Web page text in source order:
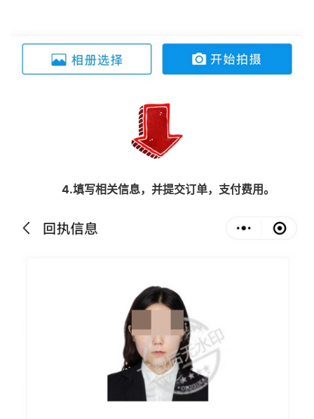
4.填写相关信息，并提交订单，支付费用。